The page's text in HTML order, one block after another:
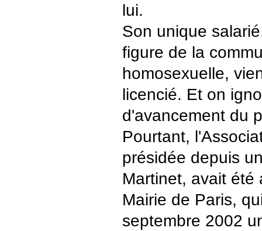
lui.
Son unique
figure de la
homosexuelle,
licencié. Et on
d'avancement du
Pourtant,
présidée depuis
Martinet, avait été
Mairie de Paris,
septembre 2002